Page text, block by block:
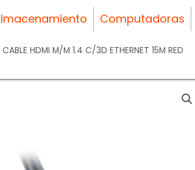
Computadoras
HDMI M/M 1.4 C/3D ETHERNET 15M RED